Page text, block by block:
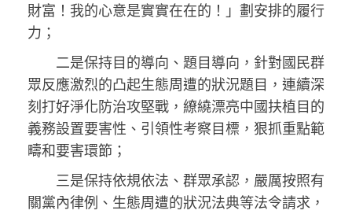
財富！我的心意是實實在在的！」劃安排的履行
力；
二是保持目的導向、題目導向，針對國民群
眾反應激烈的凸起生態周遭的狀況題目，連續深
刻打好淨化防治攻堅戰，繚繞漂亮中國扶植目的
義務設置要害性、引領性考察目標，狠抓重點範
疇和要害環節；
三是保持依規依法、群眾承認，嚴厲按照有
關黨內律例、生態周遭的狀況法典等法令請求，